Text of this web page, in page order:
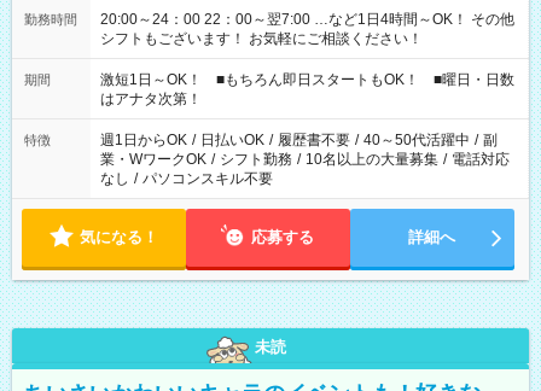
勤務時間
20:00～24：00 22：00～翌7:00 …など1日4時間～OK！ その他
シフトもございます！ お気軽にご相談ください！
期間
激短1日～OK！ ■もちろん即日スタートもOK！ ■曜日・日数
はアナタ次第！
特徴 週1日からOK / 日払いOK / 履歴書不要 / 40～50代活躍中 / 副
業・WワークOK / シフト勤務 / 10名以上の大量募集 / 電話対応
なし / パソコンスキル不要
気になる！ 応募する 詳細へ
未読